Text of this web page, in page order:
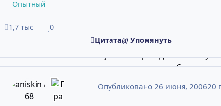
как мне кажется, лежит
чувство Справедливости. Ну
смотреть на то, как
неэффективным
Опытный
1,7 тыс
сообщения
0
Репутация
Цитата Упомянуть
Опубликовано 26 июня, 200620